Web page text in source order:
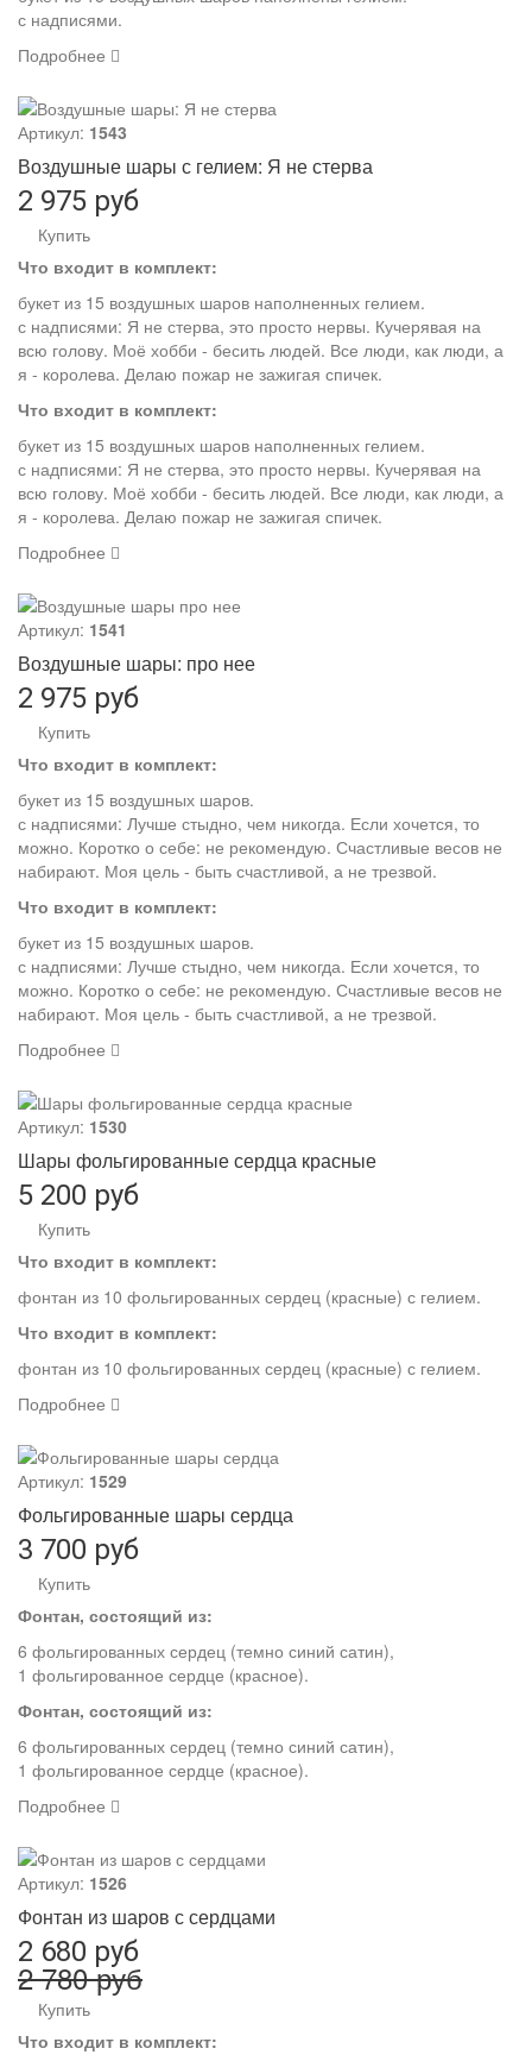
с надписями.
Подробнее
Артикул: 1543
Воздушные шары с гелием: Я не стерва
2 975 руб
Купить
Что входит в комплект:
букет из 15 воздушных шаров наполненных гелием.
с надписями: Я не стерва, это просто нервы. Кучерявая на
всю голову. Моё хобби - бесить людей. Все люди, как люди, а
я - королева. Делаю пожар не зажигая спичек.
Что входит в комплект:
букет из 15 воздушных шаров наполненных гелием.
с надписями: Я не стерва, это просто нервы. Кучерявая на
всю голову. Моё хобби - бесить людей. Все люди, как люди, а
я - королева. Делаю пожар не зажигая спичек.
Подробнее
Артикул: 1541
Воздушные шары: про нее
2 975 руб
Купить
Что входит в комплект:
букет из 15 воздушных шаров.
с надписями: Лучше стыдно, чем никогда. Если хочется, то
можно. Коротко о себе: не рекомендую. Счастливые весов не
набирают. Моя цель - быть счастливой, а не трезвой.
Что входит в комплект:
букет из 15 воздушных шаров.
с надписями: Лучше стыдно, чем никогда. Если хочется, то
можно. Коротко о себе: не рекомендую. Счастливые весов не
набирают. Моя цель - быть счастливой, а не трезвой.
Подробнее
Артикул: 1530
Шары фольгированные сердца красные
5 200 руб
Купить
Что входит в комплект:
фонтан из 10 фольгированных сердец (красные) с гелием.
Что входит в комплект:
фонтан из 10 фольгированных сердец (красные) с гелием.
Подробнее
Артикул: 1529
Фольгированные шары сердца
3 700 руб
Купить
Фонтан, состоящий из:
6 фольгированных сердец (темно синий сатин),
1 фольгированное сердце (красное).
Фонтан, состоящий из:
6 фольгированных сердец (темно синий сатин),
1 фольгированное сердце (красное).
Подробнее
Артикул: 1526
Фонтан из шаров с сердцами
2 680 руб
2 780 руб
Купить
Что входит в комплект: